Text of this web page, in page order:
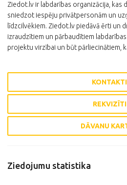
Ziedot.lv ir labdarības organizācija, kas
sniedzot iespēju privātpersonām un
līdzcilvēkiem. Ziedot.lv piedāvā ērti un
izraudzītiem un pārbaudītiem
projektu virzībai un būt pārliecinātiem,
KONTAKTI
REKVIZĪTI
DĀVANU
Ziedojumu statistika